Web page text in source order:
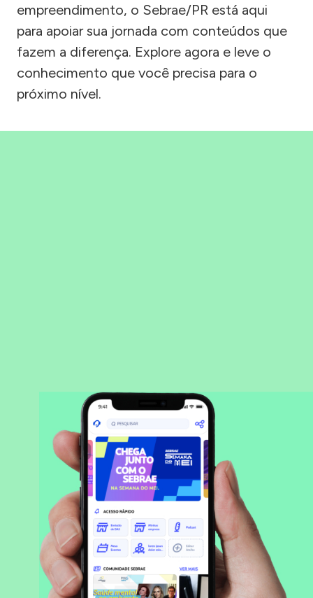
empreendimento, o Sebrae/PR está aqui
para apoiar sua jornada com conteúdos que
fazem a diferença. Explore agora e leve o
conhecimento que você precisa para o
próximo nível.